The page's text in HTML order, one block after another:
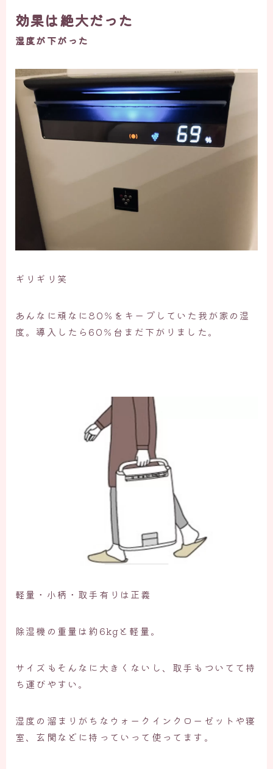
効果は絶大だった
湿度が下がった
ギリギリ笑
あんなに頑なに80％をキープしていた我が家の湿
度。導入したら60％台まだ下がりました。
軽量・小柄・取手有りは正義
除湿機の重量は約6kgと軽量。
サイズもそんなに大きくないし、取手もついてて持
ち運びやすい。
湿度の溜まりがちなウォークインクローゼットや寝
室、玄関などに持っていって使ってます。